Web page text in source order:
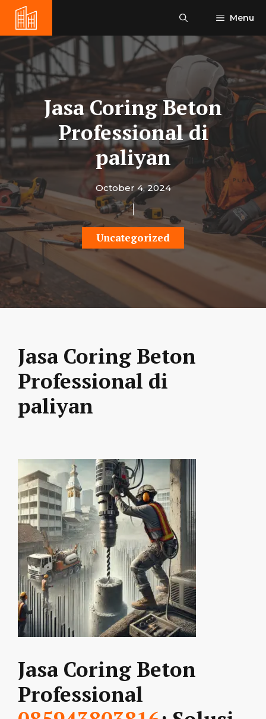
content
Menu
Jasa Coring Beton
Professional di
paliyan
October 4, 2024
Uncategorized
Jasa Coring Beton
Professional di
paliyan
Jasa Coring Beton
Professional